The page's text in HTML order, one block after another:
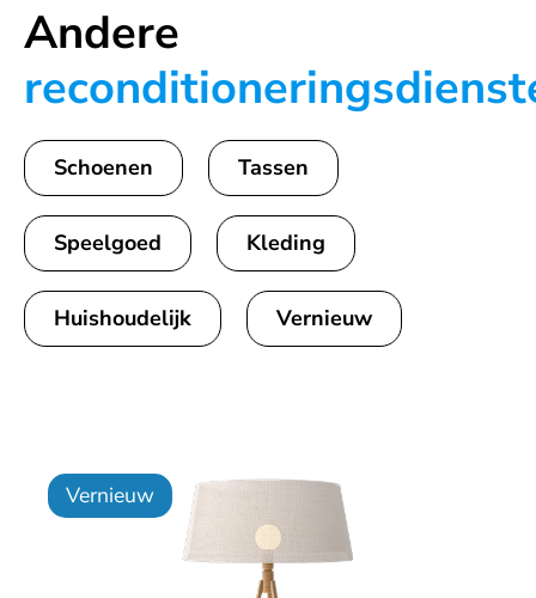
Andere
Schoenen Tassen
Speelgoed Kleding
Huishoudelijk Vernieuw
Vernieuw